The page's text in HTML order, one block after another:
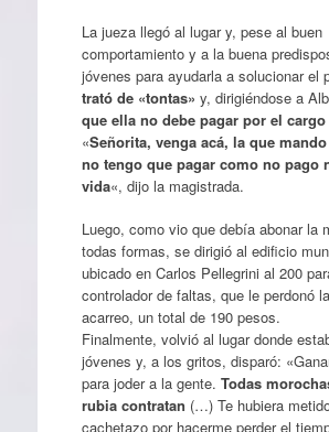
La jueza llegó al lugar y, pese al buen
comportamiento y a la buena
jóvenes para ayudarla a solucionar el
trató de «tontas» y, dirigiéndose a
que ella no debe pagar por el
«Señorita, venga acá, la que
no tengo que pagar como no pago
vida«, dijo la magistrada.
Luego, como vio que debía abonar la
todas formas, se dirigió al edificio
ubicado en Carlos Pellegrini al 200
controlador de faltas, que le perdonó
acarreo, un total de 190 pesos.
Finalmente, volvió al lugar donde
jóvenes y, a los gritos, disparó:
para joder a la gente. Todas
rubia contratan (…) Te hubiera
cachetazo por hacerme perder el